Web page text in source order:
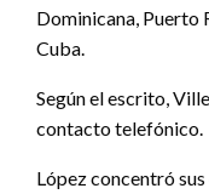
Dominicana, Puerto
Cuba.
Según el escrito,
contacto telefónico.
López concentró